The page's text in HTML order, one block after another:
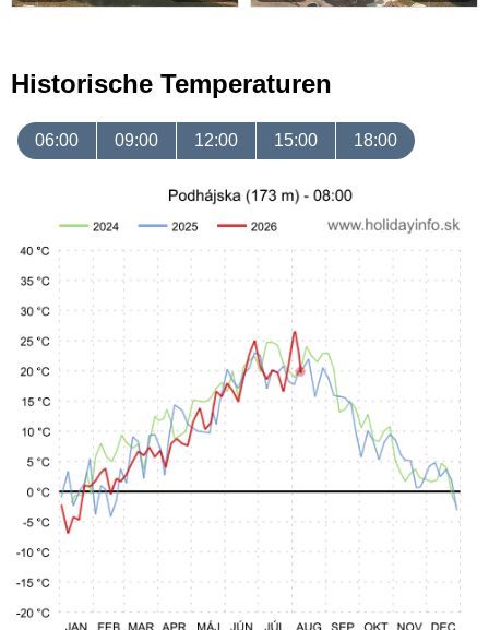
Historische Temperaturen
06:00 09:00 12:00 15:00 18:00